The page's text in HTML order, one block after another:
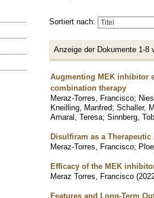
Sortiert nach:
Anzeige der Dokumente 1-8
Augmenting MEK inhibitor
combination therapy
Meraz-Torres, Francisco;
Kneilling, Manfred; Schaller,
Amaral, Teresa; Sinnberg,
Disulfiram as a
Meraz-Torres, Francisco;
Efficacy of the MEK
Meraz Torres, Francisco (
Features and Long-Term